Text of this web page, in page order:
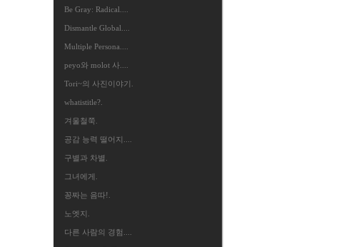
Be Gray: Radical....
Dismantle Global....
Multiple Persona....
peyo와 molot 사....
Tori~의 사진이야기.
whatistitle?.
겨울철쭉.
공감 능력 떨어지....
구별과 차별.
그녀에게.
꽁짜는 음따!.
노엣지.
다른 사람의 경험....